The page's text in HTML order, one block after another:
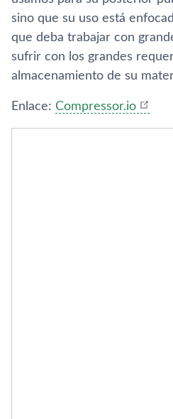
sino que su uso está
que deba trabajar con
sufrir con los grandes
almacenamiento de su
Enlace: Compressor.io